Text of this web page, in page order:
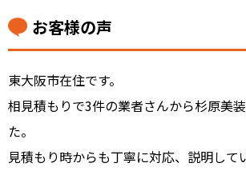
お客様の声
東大阪市在住です。
相見積もりで3件の業者さんから杉原美
た。
見積もり時からも丁寧に対応、説明して